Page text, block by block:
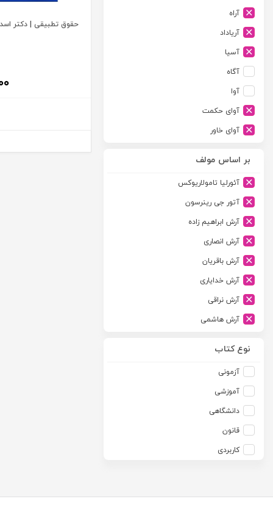
آراه
آریاداد
آسیا
آگاه
آوا
آوای حکمت
آوای خاور
آیدین
ارجمند
ارسطو
ارشد
اسلامیه
اشکان
اطلاعات
امجد
امید انقلاب
بر اساس مولف
آئورلیا تامولاریوکس
آتور جی رینرسون
آرش ابراهیم زاده
آرش انصاری
آرش باقریان
آرش خدایاری
آرش نراقی
آرش هاشمی
آزاده صادقی
آزیتا قربانی رحیم
آلبرت ون دایسی
آلن ردفرن
آمنه باخدا
آنتونی آگوس
نوع کتاب
آزمونی
آموزشی
دانشگاهی
قانون
کاربردی
حقوق تطبیقی | دکتر